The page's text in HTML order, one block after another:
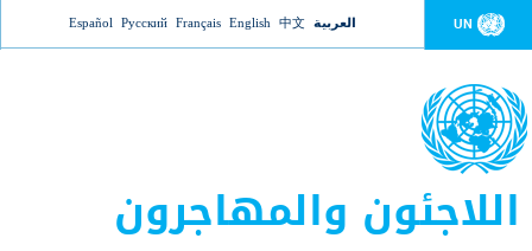
Jump to navigation UN العربية 中文
English
Français
Русский
Español
اللاجئون والمهاجرون